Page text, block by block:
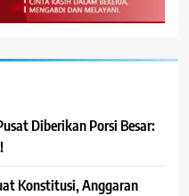
Diberikan Porsi Besar:
Konstitusi, Anggaran